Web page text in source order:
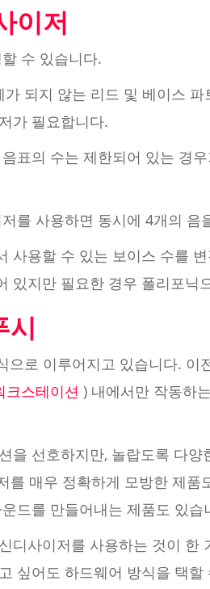
이저
수 있습니다.
되지 않는 리드 및 베이스
가 필요합니다.
표의 수는 제한되어 있는 경
를 사용하면 동시에 4개의 음
사용할 수 있는 보이스 수를
있지만 필요한 경우 폴리포닉
시
로 이루어지고 있습니다. 이
크스테이션 ) 내에서만 작동하
을 선호하지만, 놀랍도록 다
매우 정확하게 모방한 제품
드를 만들어내는 제품도 있습
디사이저를 사용하는 것이 한
싶어도 하드웨어 방식을 택